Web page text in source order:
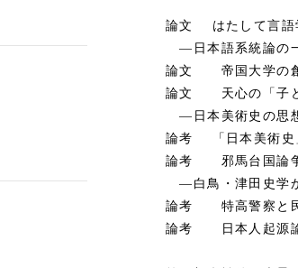
論文 はたして言語
―日本語系統論の
論文 帝国大学の創
論文 天心の「子ど
―日本美術史の思
論考 「日本美術史
論考 邪馬台国論争
―白鳥・津田史学
論考 特高警察と民
論考 日本人起源論